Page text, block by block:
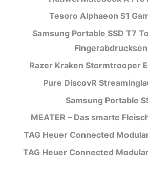
Tesoro Alphaeon S1
Samsung Portable SSD T7
Razer Kraken Stormtrooper
Pure DiscovR
Samsung Portable
MEATER – Das smarte
TAG Heuer Connected
TAG Heuer Connected